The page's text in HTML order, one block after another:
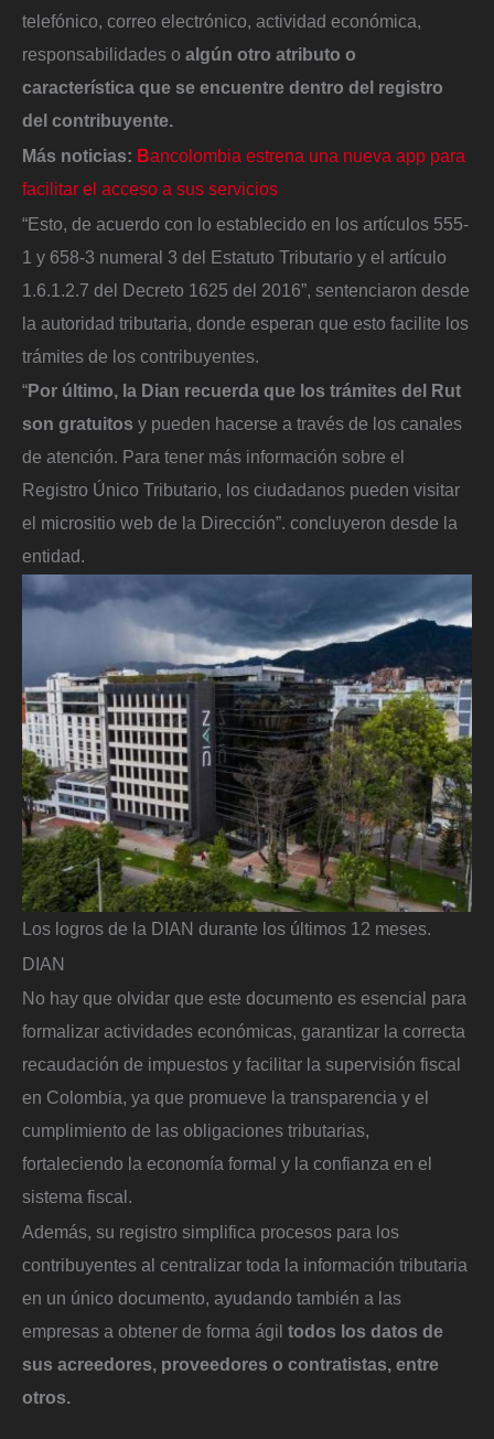
telefónico, correo electrónico, actividad económica,
responsabilidades o algún otro atributo o
característica que se encuentre dentro del registro
del contribuyente.
Más noticias: Bancolombia estrena una nueva app para
facilitar el acceso a sus servicios
“Esto, de acuerdo con lo establecido en los artículos 555-
1 y 658-3 numeral 3 del Estatuto Tributario y el artículo
1.6.1.2.7 del Decreto 1625 del 2016”, sentenciaron desde
la autoridad tributaria, donde esperan que esto facilite los
trámites de los contribuyentes.
“Por último, la Dian recuerda que los trámites del Rut
son gratuitos y pueden hacerse a través de los canales
de atención. Para tener más información sobre el
Registro Único Tributario, los ciudadanos pueden visitar
el micrositio web de la Dirección”. concluyeron desde la
entidad.
Los logros de la DIAN durante los últimos 12 meses.
DIAN
No hay que olvidar que este documento es esencial para
formalizar actividades económicas, garantizar la correcta
recaudación de impuestos y facilitar la supervisión fiscal
en Colombia, ya que promueve la transparencia y el
cumplimiento de las obligaciones tributarias,
fortaleciendo la economía formal y la confianza en el
sistema fiscal.
Además, su registro simplifica procesos para los
contribuyentes al centralizar toda la información tributaria
en un único documento, ayudando también a las
empresas a obtener de forma ágil todos los datos de
sus acreedores, proveedores o contratistas, entre
otros.